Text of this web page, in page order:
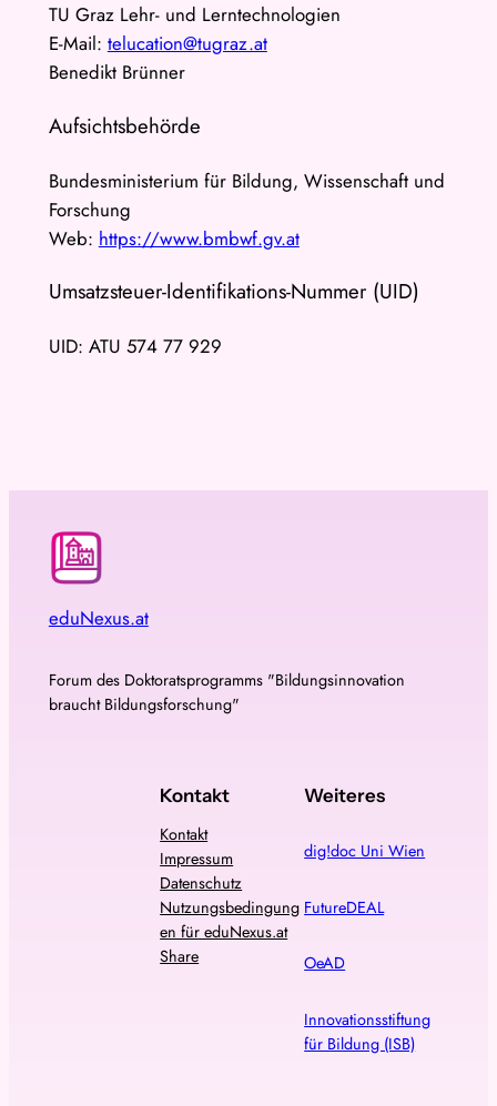
TU Graz Lehr- und Lerntechnologien
E-Mail: telucation@tugraz.at
Benedikt Brünner
Aufsichtsbehörde
Bundesministerium für Bildung, Wissenschaft und
Forschung
Web: https://www.bmbwf.gv.at
Umsatzsteuer-Identifikations-Nummer (UID)
UID: ATU 574 77 929
eduNexus.at
Forum des Doktoratsprogramms "Bildungsinnovation
braucht Bildungsforschung"
Kontakt
Kontakt
Impressum
Datenschutz
Nutzungsbedingung
en für eduNexus.at
Share
Weiteres
dig!doc Uni Wien
FutureDEAL
OeAD
Innovationsstiftung
für Bildung (ISB)